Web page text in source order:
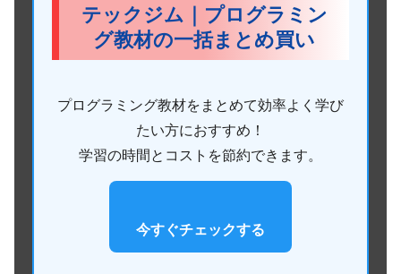
テックジム｜プログラミン
グ教材の一括まとめ買い
プログラミング教材をまとめて効率よく学び
たい方におすすめ！
学習の時間とコストを節約できます。
今すぐチェックする